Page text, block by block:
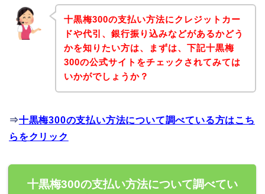
十黒梅300の支払い方法にクレジットカー
ドや代引、銀行振り込みなどがあるかどう
かを知りたい方は、まずは、下記十黒梅
300の公式サイトをチェックされてみては
いかがでしょうか？
⇒十黒梅300の支払い方法について調べている方はこち
らをクリック
十黒梅300の支払い方法について調べてい